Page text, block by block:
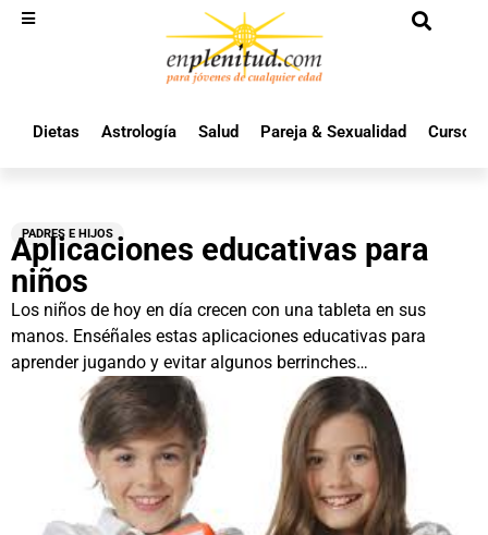
Dietas Astrología Salud Pareja & Sexualidad Cursos
PADRES E HIJOS
Aplicaciones educativas para
niños
Los niños de hoy en día crecen con una tableta en sus
manos. Enséñales estas aplicaciones educativas para
aprender jugando y evitar algunos berrinches…